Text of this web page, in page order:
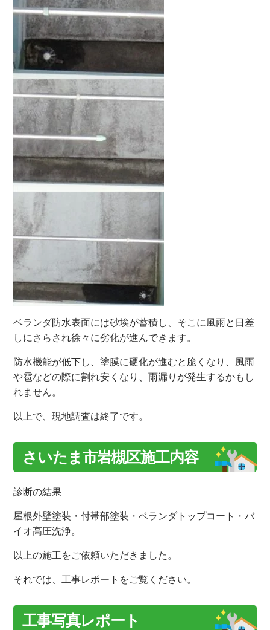
ベランダ防水表面には砂埃が蓄積し、そこに風雨と日差
しにさらされ徐々に劣化が進んできます。
防水機能が低下し、塗膜に硬化が進むと脆くなり、風雨
や雹などの際に割れ安くなり、雨漏りが発生するかもし
れません。
以上で、現地調査は終了です。
さいたま市岩槻区施工内容
診断の結果
屋根外壁塗装・付帯部塗装・ベランダトップコート・バ
イオ高圧洗浄。
以上の施工をご依頼いただきました。
それでは、工事レポートをご覧ください。
工事写真レポート